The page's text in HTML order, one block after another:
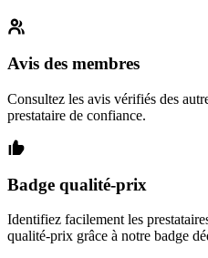
Avis des membres
Consultez les avis vérifiés des
prestataire de confiance.
Badge qualité-prix
Identifiez facilement les
qualité-prix grâce à notre badge